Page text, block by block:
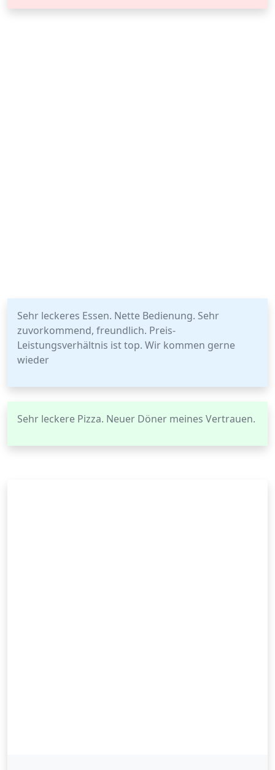
Sehr leckeres Essen. Nette Bedienung. Sehr
zuvorkommend, freundlich. Preis-
Leistungsverhältnis ist top. Wir kommen gerne
wieder
Sehr leckere Pizza. Neuer Döner meines Vertrauen.